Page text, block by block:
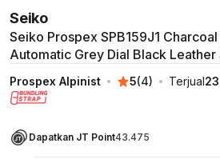
Seiko
Seiko Prospex SPB159J1
Automatic Grey Dial Black Leather
Prospex Alpinist 5(4) Terjual23
Dapatkan JT Point43.475